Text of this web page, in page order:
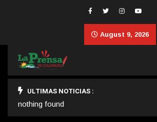
August 9, 2026
ULTIMAS NOTICIAS :
nothing found